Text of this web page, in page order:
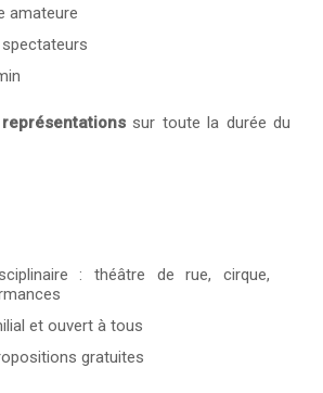
amateure
sur toute la durée du
: théâtre de rue, cirque,
et ouvert à tous
gratuites